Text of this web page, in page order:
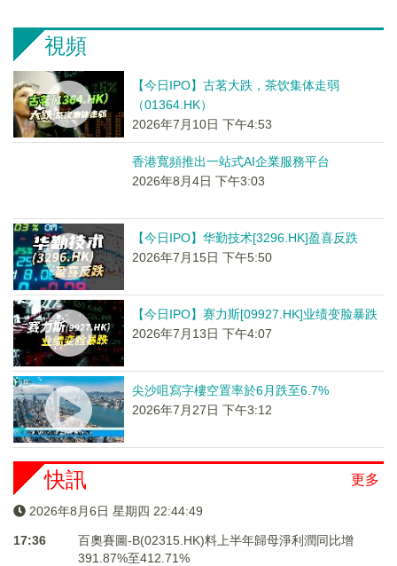
視頻
【今日IPO】古茗大跌，茶饮集体走弱
（01364.HK）
2026年7月10日 下午4:53
香港寬頻推出一站式AI企業服務平台
2026年8月4日 下午3:03
【今日IPO】华勤技术[3296.HK]盈喜反跌
2026年7月15日 下午5:50
【今日IPO】赛力斯[09927.HK]业绩变脸暴跌
2026年7月13日 下午4:07
尖沙咀寫字樓空置率於6月跌至6.7%
2026年7月27日 下午3:12
更多
快訊
2026年8月6日 星期四 22:44:49
17:36
百奧賽圖-B(02315.HK)料上半年歸母淨利潤同比增
391.87%至412.71%